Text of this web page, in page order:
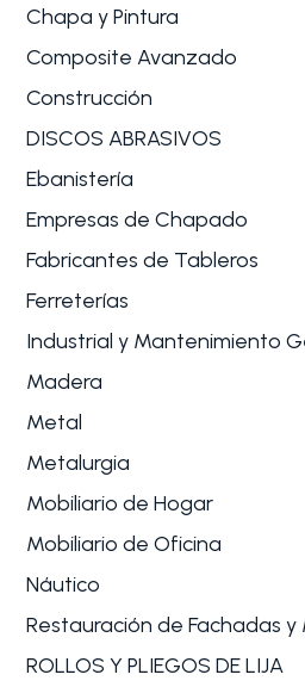
Chapa y Pintura
Composite Avanzado
Construcción
DISCOS ABRASIVOS
Ebanistería
Empresas de Chapado
Fabricantes de Tableros
Ferreterías
Industrial y Mantenimiento
Madera
Metal
Metalurgia
Mobiliario de Hogar
Mobiliario de Oficina
Náutico
Restauración de Fachadas
ROLLOS Y PLIEGOS DE LIJA